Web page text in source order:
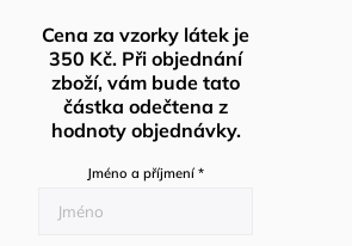
Cena za vzorky látek je
350 Kč. Při objednání
zboží, vám bude tato
částka odečtena z
hodnoty objednávky.
Jméno a příjmení *